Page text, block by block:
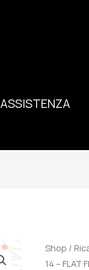
ASSISTENZA
Shop /
14 – FLAT